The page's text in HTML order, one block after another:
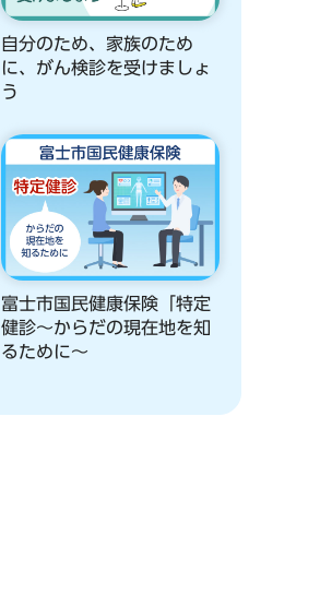
自分のため、家族のため
に、がん検診を受けましょ
う
富士市国民健康保険「特定
健診～からだの現在地を知
るために～